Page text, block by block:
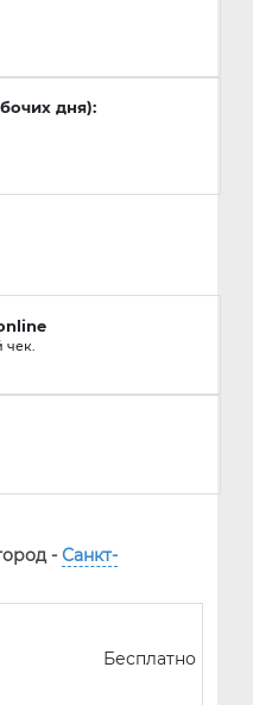
дня):
чек.
- Санкт-
Бесплатно